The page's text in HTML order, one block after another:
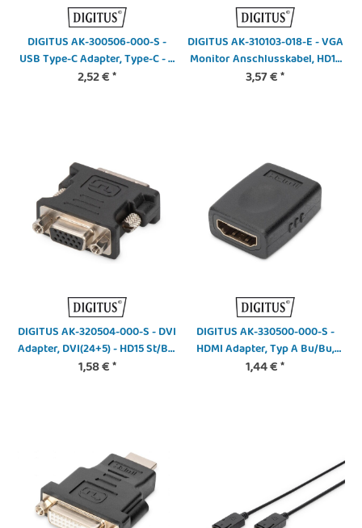
DIGITUS AK-300506-000-S -
USB Type-C Adapter, Type-C - A
St/Bu, 3A, 5GB, 3.0 Version, sw
2,52 €*
DIGITUS AK-310103-018-E - VGA
Monitor Anschlusskabel, HD15
St/St, 1.8m, 3Coax/7C, 2xFerrit,
3,57 €*
DIGITUS AK-320504-000-S - DVI
Adapter, DVI(24+5) - HD15 St/Bu,
DVI-I Dual Link, sw
1,58 €*
DIGITUS AK-330500-000-S -
HDMI Adapter, Typ A Bu/Bu,
Ultra HD 60p, sw
1,44 €*